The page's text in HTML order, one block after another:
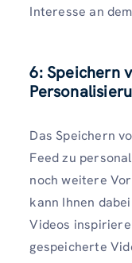
Interesse an
6: Speichern
Das Speichern
Feed zu
noch weitere
kann Ihnen
Videos
gespeicherte